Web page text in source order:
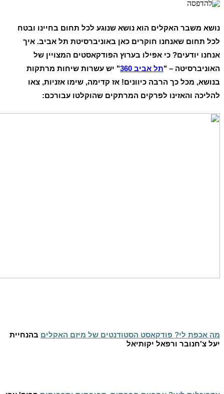
נושא משבר האקלים הוא נושא שנוגע לכל תחום בחיינו ובטח
לכל תחום שאנחנו חוקרים כאן באוניברסיטת תל אביב. איך
אנחנו יודעים? כי אפילו בערוץ הפודקאסטים המצויין של
האוניברסיטה – "תל אביב 360
" יש עשרות שיחות מרתקות
בנושא, מכל כך הרבה כיוונים! אז קדימה, שימו אזניות, צאו
להליכה והאזינו לפרקים המרתקים שהוקלטו עבורכם:
מה אכפת לי? פודקאסט הסטודנטים של מיזם האקלים בהנחיית
יעל צ'חנובר ורפאל יקותיאל